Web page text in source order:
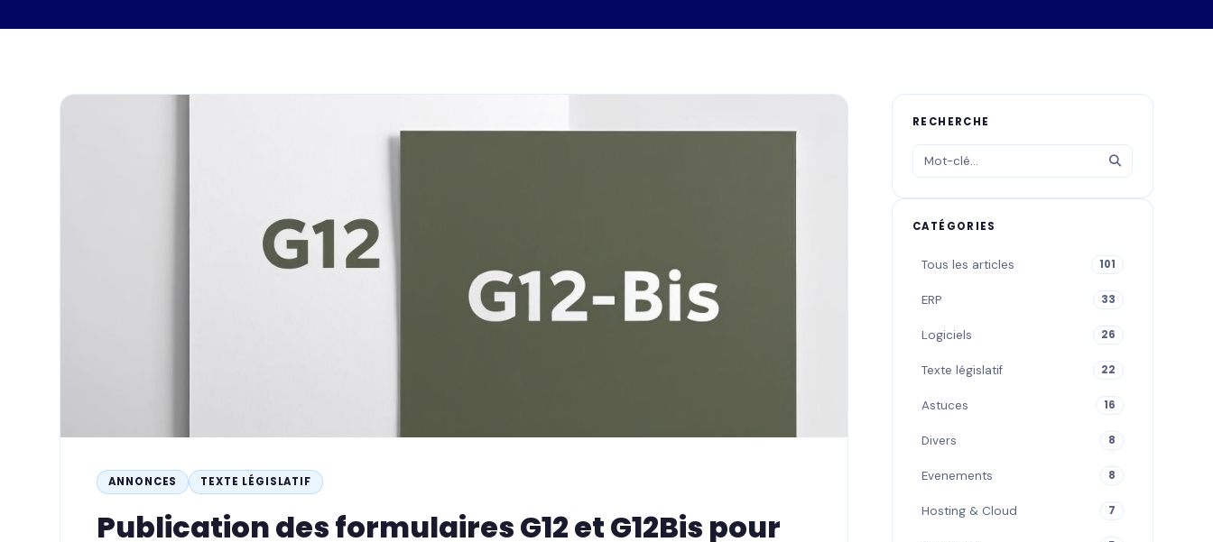
ANNONCES TEXTE LÉGISLATIF
Publication des formulaires G12 et G12Bis pour
RECHERCHE
CATÉGORIES
Tous les articles 101
ERP 33
Logiciels 26
Texte législatif 22
Astuces 16
Divers 8
Evenements 8
Hosting & Cloud 7